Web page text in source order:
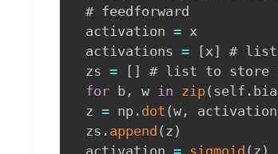
# feedforward
activation = x
activations = [x] # list
zs = [ ] # list to store
for b , w in zip( self .
z = np . dot (w , activation
zs . append ( z )
activation = sigmoid ( z )